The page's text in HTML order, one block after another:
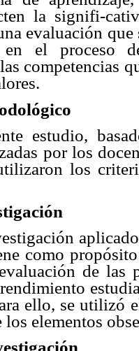
la signifi-
evaluación
en el proceso
competencias
estudio,
por los
los
como
de las
ello, se utilizó
elementos